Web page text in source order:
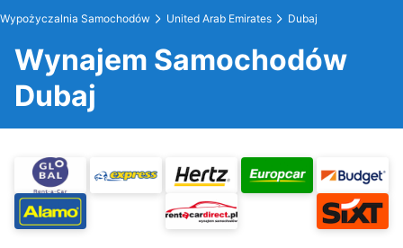
Wypożyczalnia Samochodów United Arab Emirates Dubaj
Wynajem Samochodów
Dubaj